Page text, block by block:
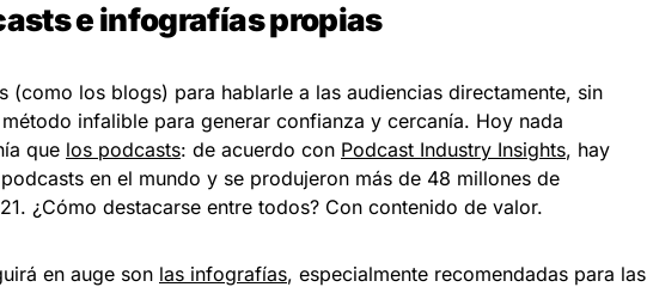
e infografías propias
(como los blogs) para hablarle a las audiencias directamente, sin
infalible para generar confianza y cercanía. Hoy nada
que los podcasts: de acuerdo con Podcast Industry Insights, hay
en el mundo y se produjeron más de 48 millones de
¿Cómo destacarse entre todos? Con contenido de valor.
en auge son las infografías, especialmente recomendadas para las